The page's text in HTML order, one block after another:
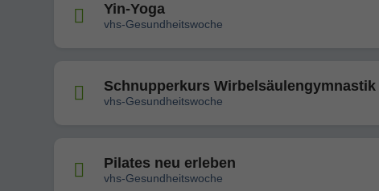
Yin-Yoga
vhs-Gesundheitswoche
Schnupperkurs Wirbelsäulengymnastik
vhs-Gesundheitswoche
Pilates neu erleben
vhs-Gesundheitswoche